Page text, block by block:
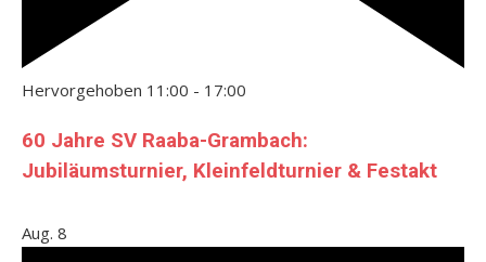
Hervorgehoben 11:00 - 17:00
60 Jahre SV Raaba-Grambach:
Jubiläumsturnier, Kleinfeldturnier & Festakt
Aug. 8